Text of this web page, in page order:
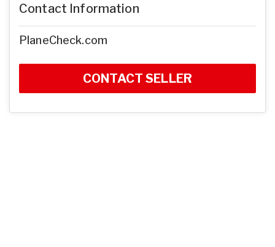
Contact Information
PlaneCheck.com
CONTACT SELLER